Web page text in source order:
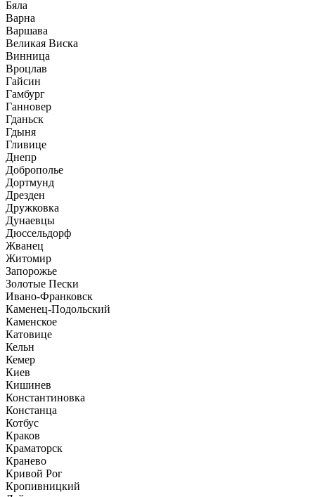
Бяла
Варна
Варшава
Великая Виска
Винница
Вроцлав
Гайсин
Гамбург
Ганновер
Гданьск
Гдыня
Гливице
Днепр
Доброполье
Дортмунд
Дрезден
Дружковка
Дунаевцы
Дюссельдорф
Жванец
Житомир
Запорожье
Золотые Пески
Ивано-Франковск
Каменец-Подольский
Каменское
Катовице
Кельн
Кемер
Киев
Кишинев
Константиновка
Констанца
Котбус
Краков
Краматорск
Кранево
Кривой Рог
Кропивницкий